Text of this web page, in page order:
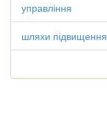
управління
шляхи підвищення